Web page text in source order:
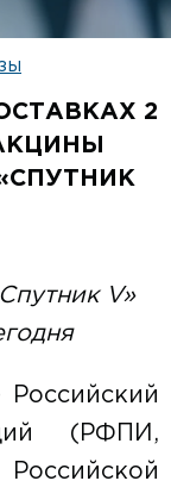
2
V»
Российский
(РФПИ,